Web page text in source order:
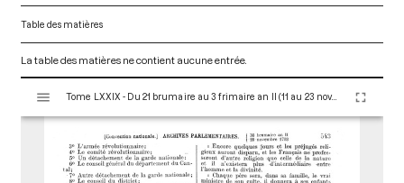
Table des matières
La table des matières ne contient aucune entrée.
s
Tome LXXIX - Du 21 brumaire au 3 frimaire an II (11 au 23 novembre 1793)